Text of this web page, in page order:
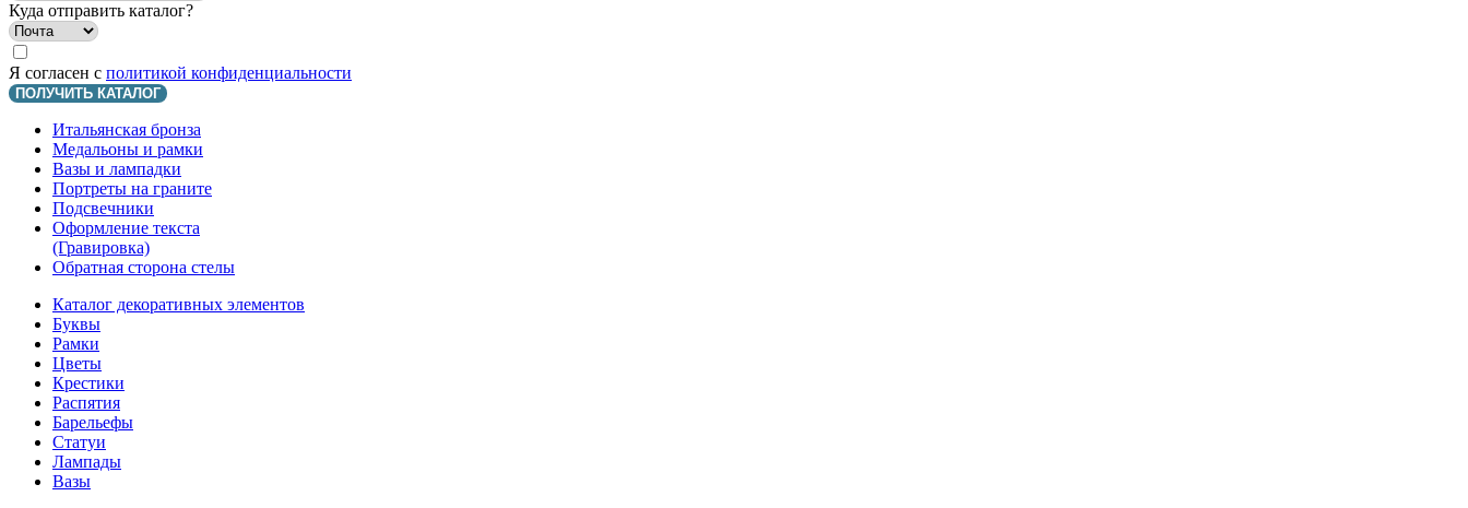
Куда отправить каталог?
Я согласен с политикой конфиденциальности
ПОЛУЧИТЬ КАТАЛОГ
Итальянская бронза
Медальоны и рамки
Вазы и лампадки
Портреты на граните
Подсвечники
Оформление текста
(Гравировка)
Обратная сторона стелы
Каталог декоративных элементов
Буквы
Рамки
Цветы
Крестики
Распятия
Барельефы
Статуи
Лампады
Вазы